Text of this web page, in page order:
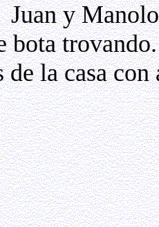
Juan y
bota trovando.
de la casa